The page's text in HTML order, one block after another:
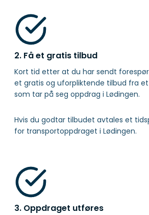
2. Få et gratis tilbud
Kort tid etter at du har sendt
et gratis og uforpliktende tilbud fra
som tar på seg oppdrag i Lødingen.
Hvis du godtar tilbudet avtales et
for transportoppdraget i Lødingen.
3. Oppdraget utføres